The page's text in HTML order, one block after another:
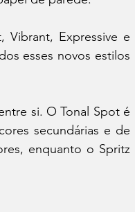
Vibrant, Expressive e
esses novos estilos
si. O Tonal Spot é
secundárias e de
enquanto o Spritz